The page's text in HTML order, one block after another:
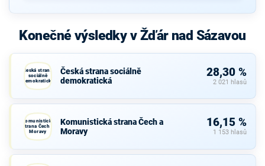
Konečné výsledky v Žďár nad Sázavou
Česká strana
sociálně
demokratická
Česká strana sociálně
demokratická
28,30 %
2 021 hlasů
Komunistická
strana Čech a
Moravy
Komunistická strana Čech a
Moravy
16,15 %
1 153 hlasů